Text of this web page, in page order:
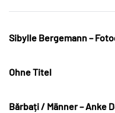
Sibylle Bergemann –
Ohne Titel
Bărbați / Männer – Anke